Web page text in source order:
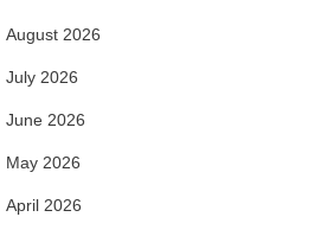
August 2026
July 2026
June 2026
May 2026
April 2026